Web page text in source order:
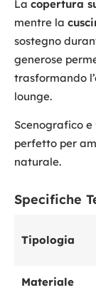
La copertura
mentre la
sostegno
generose
trasformando
lounge.
Scenografico
perfetto per
naturale.
Specifiche
Tipologia
Materiale